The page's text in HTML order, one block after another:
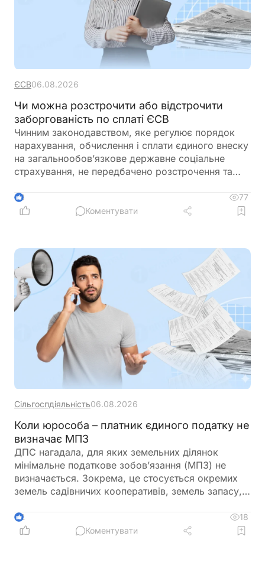
ЄСВ06.08.2026
Чи можна розстрочити або відстрочити
заборгованість по сплаті ЄСВ
Чинним законодавством, яке регулює порядок
нарахування, обчислення і сплати єдиного внеску
на загальнообов’язкове державне соціальне
страхування, не передбачено розстрочення та
внеску
3
77
Коментувати
Сільгоспдіяльність06.08.2026
Коли юрособа – платник єдиного податку не
визначає МПЗ
ДПС нагадала, для яких земельних ділянок
мінімальне податкове зобов’язання (МПЗ) не
визначається. Зокрема, це стосується окремих
земель садівничих кооперативів, земель запасу,
ділянок у межах населених пунктів, а також
земель, що перебувають у консервації чи
2
18
Коментувати